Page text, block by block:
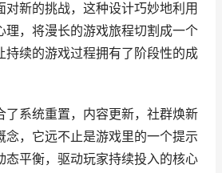
对新的挑战，这种设计巧妙地利用
理，将漫长的游戏旅程切割成一个
持续的游戏过程拥有了阶段性的成
了系统重置，内容更新，社群焕新
念，它远不止是游戏里的一个提示
态平衡，驱动玩家持续投入的核心